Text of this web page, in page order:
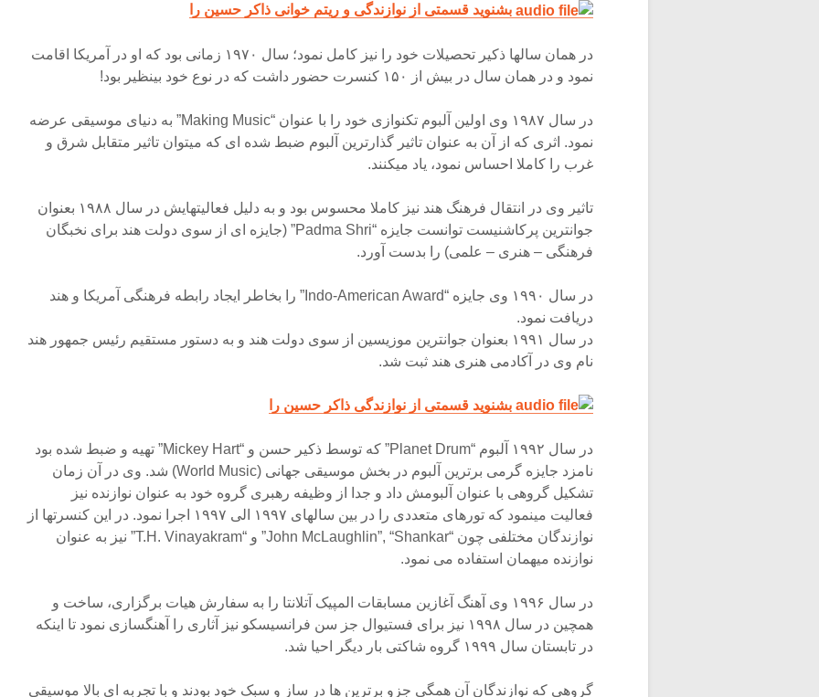
بشنوید قسمتی از نوازندگی و ریتم خوانی ذاکر حسین را
در همان سالها ذکیر تحصیلات خود را نیز کامل نمود؛ سال ۱۹۷۰ زمانی بود که او در آمریکا اقامت
نمود و در همان سال در بیش از ۱۵۰ کنسرت حضور داشت که در نوع خود بینظیر بود!
در سال ۱۹۸۷ وی اولین آلبوم تکنوازی خود را با عنوان “Making Music” به دنیای موسیقی عرضه
نمود. اثری که از آن به عنوان تاثیر گذارترین آلبوم ضبط شده ای که میتوان تاثیر متقابل شرق و
غرب را کاملا احساس نمود، یاد میکنند.
تاثیر وی در انتقال فرهنگ هند نیز کاملا محسوس بود و به دلیل فعالیتهایش در سال ۱۹۸۸ بعنوان
جوانترین پرکاشنیست توانست جایزه “Padma Shri” (جایزه ای از سوی دولت هند برای نخبگان
فرهنگی – هنری – علمی) را بدست آورد.
در سال ۱۹۹۰ وی جایزه “Indo-American Award” را بخاطر ایجاد رابطه فرهنگی آمریکا و هند
دریافت نمود.
در سال ۱۹۹۱ بعنوان جوانترین موزیسین از سوی دولت هند و به دستور مستقیم رئیس جمهور هند
نام وی در آکادمی هنری هند ثبت شد.
بشنوید قسمتی از نوازندگی ذاکر حسین را
در سال ۱۹۹۲ آلبوم “Planet Drum” که توسط ذکیر حسن و “Mickey Hart” تهیه و ضبط شده بود
نامزد جایزه گرمی برترین آلبوم در بخش موسیقی جهانی (World Music) شد. وی در آن زمان
تشکیل گروهی با عنوان آلبومش داد و جدا از وظیفه رهبری گروه خود به عنوان نوازنده نیز
فعالیت مینمود که تورهای متعددی را در بین سالهای ۱۹۹۷ الی ۱۹۹۷ اجرا نمود. در این کنسرتها از
نوازندگان مختلفی چون “John McLaughlin”, “Shankar” و “T.H. Vinayakram” نیز به عنوان
نوازنده میهمان استفاده می نمود.
در سال ۱۹۹۶ وی آهنگ آغازین مسابقات المپیک آتلانتا را به سفارش هیات برگزاری، ساخت و
همچین در سال ۱۹۹۸ نیز برای فستیوال جز سن فرانسیسکو نیز آثاری را آهنگسازی نمود تا اینکه
در تابستان سال ۱۹۹۹ گروه شاکتی بار دیگر احیا شد.
گروهی که نوازندگان آن همگی جزو برترین ها در ساز و سبک خود بودند و با تجربه ای بالا موسیقی